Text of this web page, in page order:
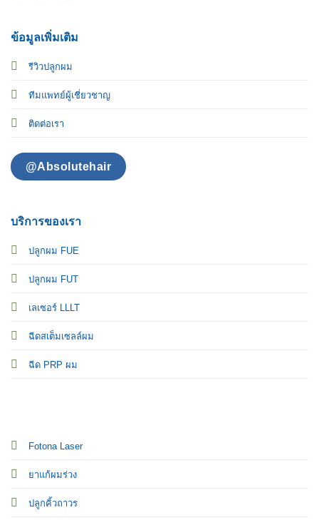
บริการของเรา
ปลูกผม FUE
ปลูกผม FUT
เลเซอร์ LLLT
ฉีดสเต็มเซลล์ผม
ฉีด PRP ผม
Fotona Laser
ยาแก้ผมร่วง
ปลูกคิ้วถาวร
ข้อมูลเพิ่มเติม
รีวิวปลูกผม
ทีมแพทย์ผู้เชี่ยวชาญ
ติดต่อเรา
@Absolutehair